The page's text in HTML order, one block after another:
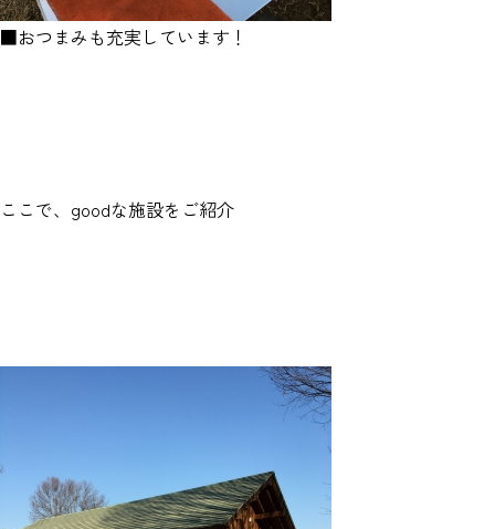
■おつまみも充実しています！
ここで、goodな施設をご紹介